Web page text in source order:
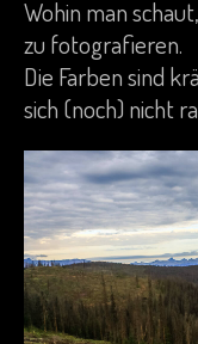
Wohin man
zu fotografieren.
Die Farben sind
sich (noch) nicht